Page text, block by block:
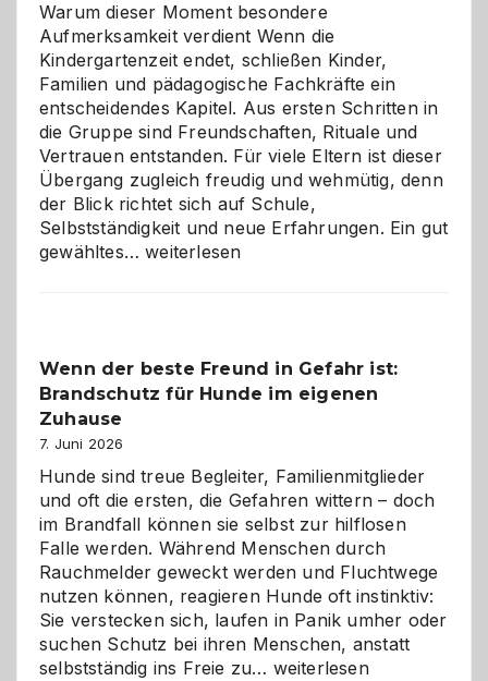
Warum dieser Moment besondere
Aufmerksamkeit verdient Wenn die
Kindergartenzeit endet, schließen Kinder,
Familien und pädagogische Fachkräfte ein
entscheidendes Kapitel. Aus ersten Schritten in
die Gruppe sind Freundschaften, Rituale und
Vertrauen entstanden. Für viele Eltern ist dieser
Übergang zugleich freudig und wehmütig, denn
der Blick richtet sich auf Schule,
Selbstständigkeit und neue Erfahrungen. Ein gut
gewähltes…Abschied
und
herzlich
weiterlesen
Wenn der beste Freund in Gefahr ist:
Brandschutz für Hunde im eigenen
Zuhause
7. Juni 2026
Hunde sind treue Begleiter, Familienmitglieder
und oft die ersten, die Gefahren wittern – doch
im Brandfall können sie selbst zur hilflosen
Falle werden. Während Menschen durch
Rauchmelder geweckt werden und Fluchtwege
nutzen können, reagieren Hunde oft instinktiv:
Sie verstecken sich, laufen in Panik umher oder
suchen Schutz bei ihren Menschen, anstatt
selbstständig ins Freie zu… Wenn
weiterlesen